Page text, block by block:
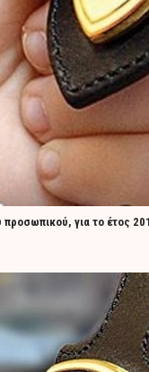
προσωπικού, για το έτος